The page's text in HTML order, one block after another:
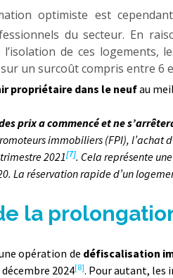
optimiste est
du secteur. En
de ces logements,
un surcoût compris entre 6
propriétaire dans le neufau
prix a commencé et ne
immobiliers (FPI),
2021[7]. Cela représente
La réservation rapide d’un
la
opération de défiscalisation
2024[8]. Pour autant, les